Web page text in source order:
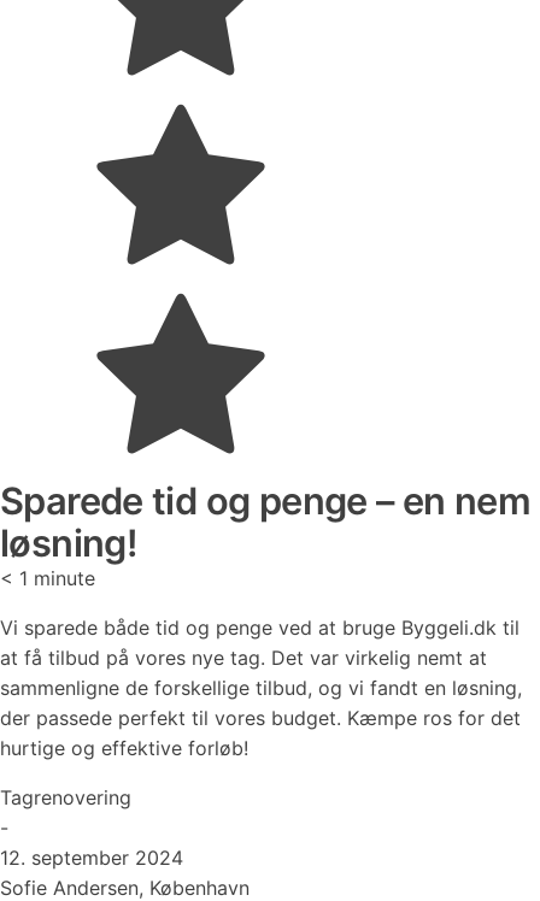
Sparede tid og penge – en nem
løsning!
< 1 minute
Vi sparede både tid og penge ved at bruge Byggeli.dk til
at få tilbud på vores nye tag. Det var virkelig nemt at
sammenligne de forskellige tilbud, og vi fandt en løsning,
der passede perfekt til vores budget. Kæmpe ros for det
hurtige og effektive forløb!
Tagrenovering
-
12. september 2024
Sofie Andersen, København